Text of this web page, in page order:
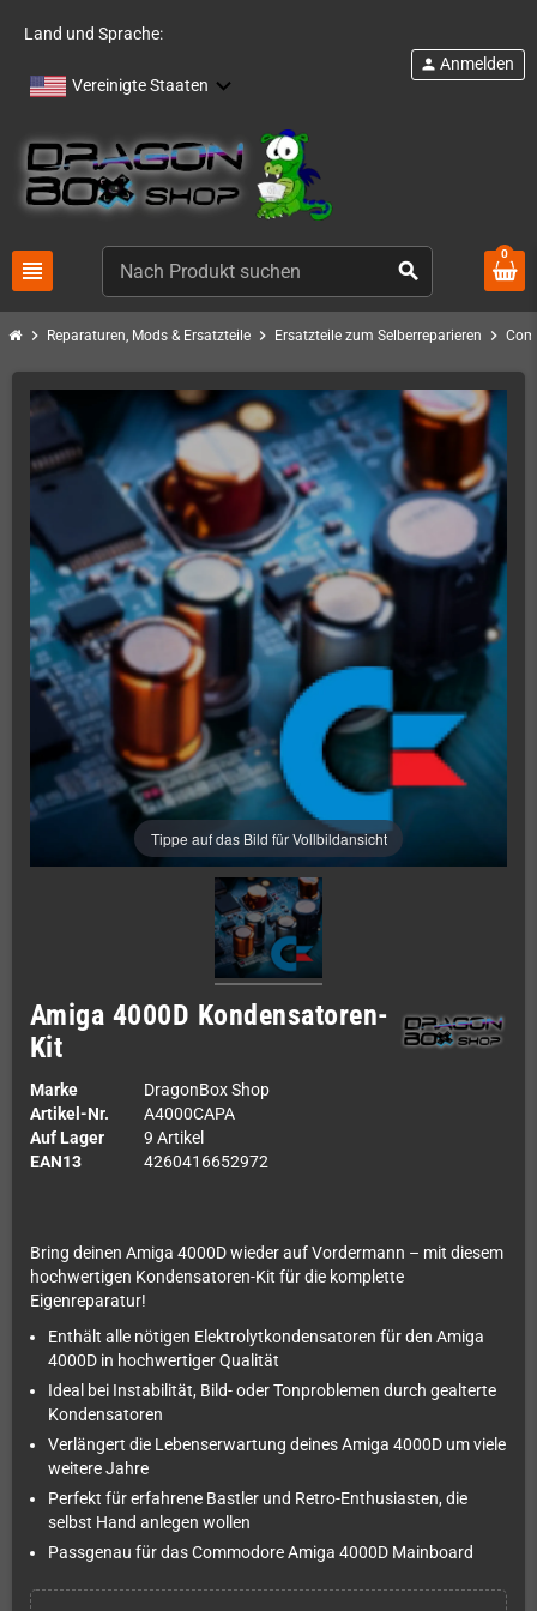
Land und Sprache:
Vereinigte Staaten
view_headline search
person Anmelden
0
chevron_right Reparaturen, Mods & Ersatzteile chevron_right Ersatzteile zum Selberreparieren chevron_right
Tippe auf das Bild für Vollbildansicht
Amiga 4000D Kondensatoren-
Kit
Marke
DragonBox Shop
Artikel-Nr.
A4000CAPA
Auf Lager
9 Artikel
EAN13
4260416652972
Bring deinen Amiga 4000D wieder auf Vordermann – mit diesem
hochwertigen Kondensatoren-Kit für die komplette
Eigenreparatur!
Enthält alle nötigen Elektrolytkondensatoren für den Amiga
4000D in hochwertiger Qualität
Ideal bei Instabilität, Bild- oder Tonproblemen durch gealterte
Kondensatoren
Verlängert die Lebenserwartung deines Amiga 4000D um viele
weitere Jahre
Perfekt für erfahrene Bastler und Retro-Enthusiasten, die
selbst Hand anlegen wollen
Passgenau für das Commodore Amiga 4000D Mainboard